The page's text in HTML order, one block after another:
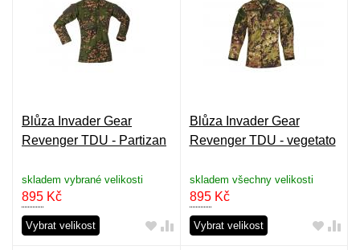
Blůza Invader Gear
Revenger TDU - Partizan
skladem vybrané velikosti
895 Kč
Vybrat velikost
Blůza Invader Gear
Revenger TDU - vegetato
skladem všechny velikosti
895Kč
Vybrat velikost